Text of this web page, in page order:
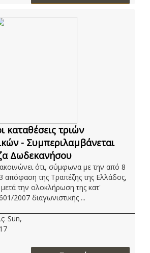
καταθέσεις τριών
- Συμπεριλαμβάνεται
Δωδεκανήσου
ότι, σύμφωνα με την από 8
απόφαση της Τραπέζης της Ελλάδος,
την ολοκλήρωση της κατ'
2007 διαγωνιστικής ...
Sun,